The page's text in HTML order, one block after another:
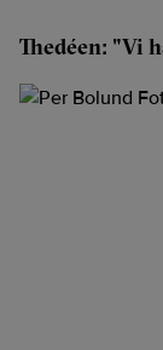
Thedéen: "Vi